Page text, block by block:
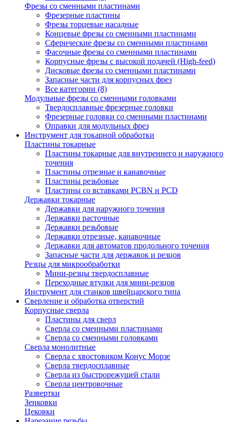
Фрезы со сменными пластинами
Фрезерные пластины
Фрезы торцевые насадные
Концевые фрезы со сменными пластинами
Сферические фрезы со сменными пластинами
Фасочные фрезы со сменными пластинами
Корпусные фрезы с высокой подачей (High-feed)
Дисковые фрезы со сменными пластинами
Запасные части для корпусных фрез
Все категории (8)
Модульные фрезы со сменными головками
Твердосплавные фрезерные головки
Фрезерные головки со сменными пластинами
Оправки для модульных фрез
Инструмент для токарной обработки
Пластины токарные
Пластины токарные для внутреннего и наружного
точения
Пластины отрезные и канавочные
Пластины резьбовые
Пластины со вставками PCBN и PCD
Державки токарные
Державки для наружного точения
Державки расточные
Державки резьбовые
Державки отрезные, канавочные
Державки для автоматов продольного точения
Запасные части для державок и резцов
Резцы для микрообработки
Мини-резцы твердосплавные
Переходные втулки для мини-резцов
Инструмент для станков швейцарского типа
Сверление и обработка отверстий
Корпусные сверла
Пластины для сверл
Сверла со сменными пластинами
Сверла со сменными головками
Сверла монолитные
Сверла с хвостовиком Конус Морзе
Сверла твердосплавные
Сверла из быстрорежущей стали
Сверла центровочные
Развертки
Зенковки
Цековки